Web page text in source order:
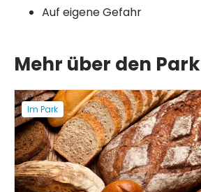
Auf eigene Gefahr
Mehr über den Park
Im Park